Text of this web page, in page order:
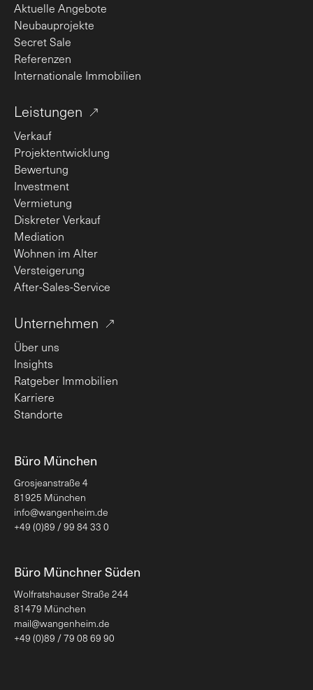
Aktuelle Angebote
Neubauprojekte
Secret Sale
Referenzen
Internationale Immobilien
Leistungen
Verkauf
Projektentwicklung
Bewertung
Investment
Vermietung
Diskreter Verkauf
Mediation
Wohnen im Alter
Versteigerung
After-Sales-Service
Unternehmen
Über uns
Insights
Ratgeber Immobilien
Karriere
Standorte
Büro München
Grosjeanstraße 4
81925 München
info@wangenheim.de
+49 (0)89 / 99 84 33 0
Büro Münchner Süden
Wolfratshauser Straße 244
81479 München
mail@wangenheim.de
+49 (0)89 / 79 08 69 90